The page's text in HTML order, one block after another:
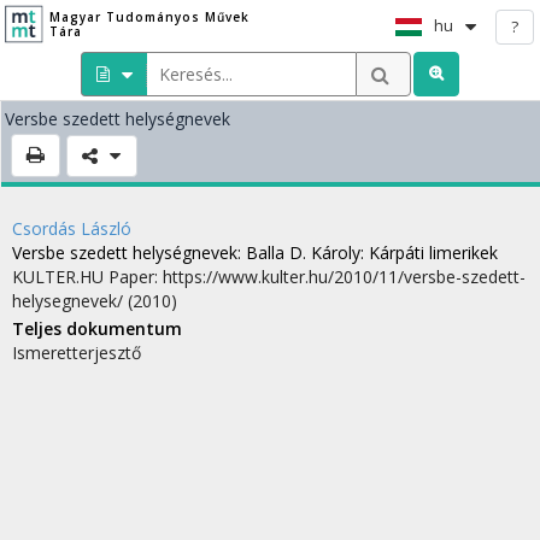
Magyar Tudományos Művek
Tára
hu ?
Versbe szedett helységnevek
Csordás László
Versbe szedett helységnevek: Balla D. Károly: Kárpáti limerikek
KULTER.HU Paper: https://www.kulter.hu/2010/11/versbe-szedett-
helysegnevek/ (2010)
Teljes dokumentum
Ismeretterjesztő